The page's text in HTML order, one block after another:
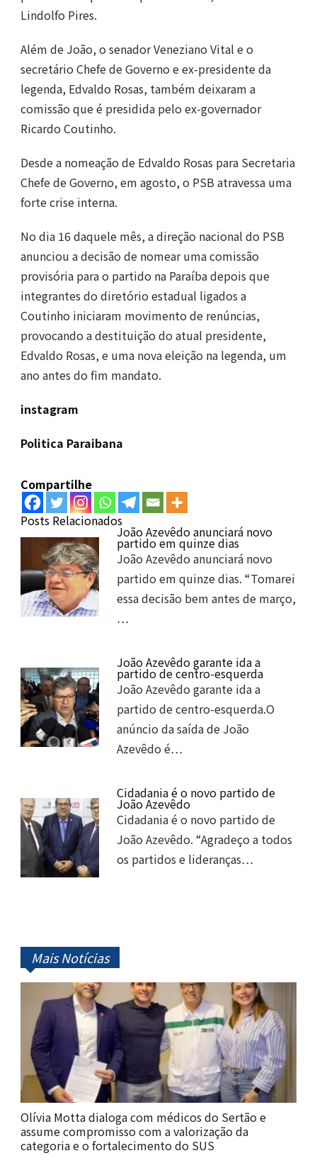
Lindolfo Pires.
Além de João, o senador Veneziano Vital e o
secretário Chefe de Governo e ex-presidente da
legenda, Edvaldo Rosas, também deixaram a
comissão que é presidida pelo ex-governador
Ricardo Coutinho.
Desde a nomeação de Edvaldo Rosas para Secretaria
Chefe de Governo, em agosto, o PSB atravessa uma
forte crise interna.
No dia 16 daquele mês, a direção nacional do PSB
anunciou a decisão de nomear uma comissão
provisória para o partido na Paraíba depois que
integrantes do diretório estadual ligados a
Coutinho iniciaram movimento de renúncias,
provocando a destituição do atual presidente,
Edvaldo Rosas, e uma nova eleição na legenda, um
ano antes do fim mandato.
instagram
Politica Paraibana
Compartilhe
Posts Relacionados
João Azevêdo anunciará novo
partido em quinze dias
João Azevêdo anunciará novo
partido em quinze dias. “Tomarei
essa decisão bem antes de março,
…
João Azevêdo garante ida a
partido de centro-esquerda
João Azevêdo garante ida a
partido de centro-esquerda.O
anúncio da saída de João
Azevêdo é…
Cidadania é o novo partido de
João Azevêdo
Cidadania é o novo partido de
João Azevêdo. “Agradeço a todos
os partidos e lideranças…
Mais Notícias
Olívia Motta dialoga com médicos do Sertão e
assume compromisso com a valorização da
categoria e o fortalecimento do SUS